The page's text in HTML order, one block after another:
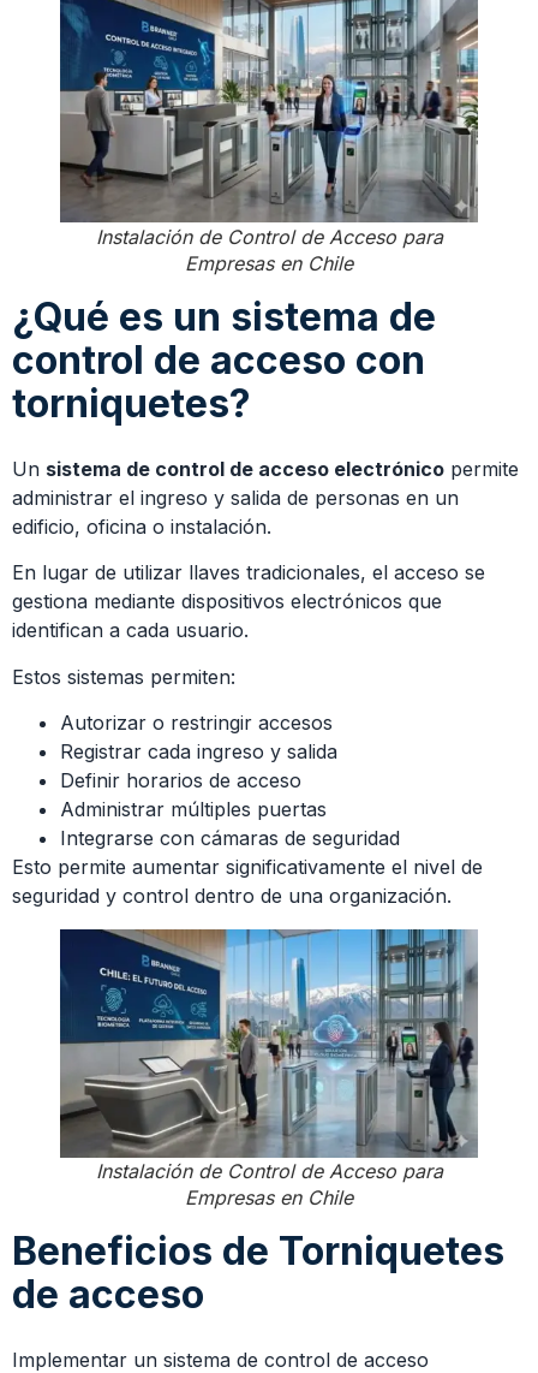
Instalación de Control de Acceso para
Empresas en Chile
¿Qué es un sistema de
control de acceso con
torniquetes?
Un sistema de control de acceso electrónico permite
administrar el ingreso y salida de personas en un
edificio, oficina o instalación.
En lugar de utilizar llaves tradicionales, el acceso se
gestiona mediante dispositivos electrónicos que
identifican a cada usuario.
Estos sistemas permiten:
Autorizar o restringir accesos
Registrar cada ingreso y salida
Definir horarios de acceso
Administrar múltiples puertas
Integrarse con cámaras de seguridad
Esto permite aumentar significativamente el nivel de
seguridad y control dentro de una organización.
Instalación de Control de Acceso para
Empresas en Chile
Beneficios de Torniquetes
de acceso
Implementar un sistema de control de acceso